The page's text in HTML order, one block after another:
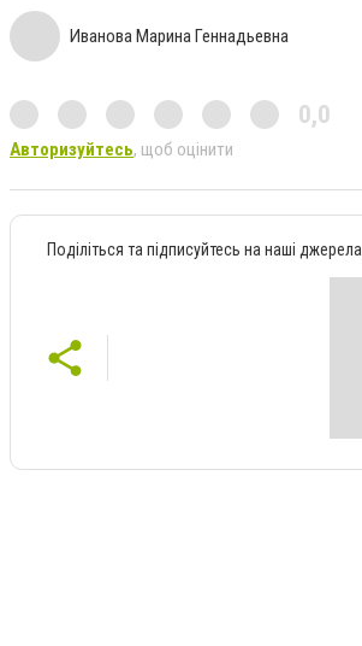
Иванова Марина Геннадьевна
0,0
Авторизуйтесь, щоб оцінити
Поділіться та підписуйтесь на наші джерела